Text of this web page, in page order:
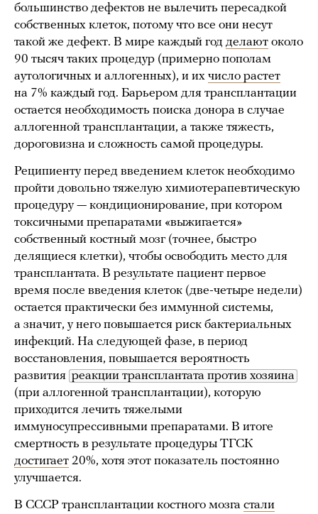
большинство дефектов не вылечить пересадкой
собственных клеток, потому что все они несут
такой же дефект. В мире каждый год делают около
90 тысяч таких процедур (примерно пополам
аутологичных и аллогенных), и их число растет
на 7% каждый год. Барьером для трансплантации
остается необходимость поиска донора в случае
аллогенной трансплантации, а также тяжесть,
дороговизна и сложность самой процедуры.
Реципиенту перед введением клеток необходимо
пройти довольно тяжелую химиотерапевтическую
процедуру — кондиционирование, при котором
токсичными препаратами «выжигается»
собственный костный мозг (точнее, быстро
делящиеся клетки), чтобы освободить место для
трансплантата. В результате пациент первое
время после введения клеток (две-четыре недели)
остается практически без иммунной системы,
а значит, у него повышается риск бактериальных
инфекций. На следующей фазе, в период
восстановления, повышается вероятность
развития реакции трансплантата против хозяина
(при аллогенной трансплантации), которую
приходится лечить тяжелыми
иммуносупрессивными препаратами. В итоге
смертность в результате процедуры ТГСК
достигает 20%, хотя этот показатель постоянно
улучшается.
В СССР трансплантации костного мозга стали